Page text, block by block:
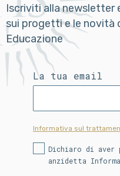
Iscriviti alla
sui progetti e le novità
Educazione
La tua email
Informativa sul
Dichiaro di aver
anzidetta